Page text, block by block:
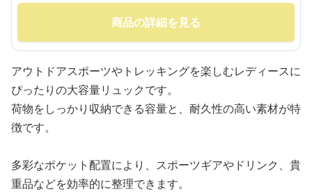
商品の詳細を見る
アウトドアスポーツやトレッキングを楽しむレディースに
ぴったりの大容量リュックです。
荷物をしっかり収納できる容量と、耐久性の高い素材が特
徴です。
多彩なポケット配置により、スポーツギアやドリンク、貴
重品などを効率的に整理できます。